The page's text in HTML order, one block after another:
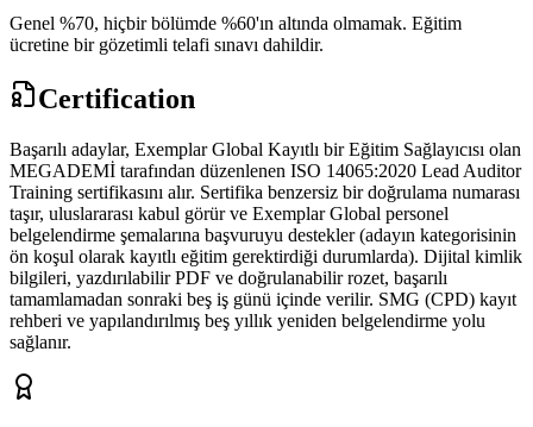
Genel %70, hiçbir bölümde %60'ın altında olmamak. Eğitim
ücretine bir gözetimli telafi sınavı dahildir.
Certification
Başarılı adaylar, Exemplar Global Kayıtlı bir Eğitim Sağlayıcısı olan
MEGADEMİ tarafından düzenlenen ISO 14065:2020 Lead Auditor
Training sertifikasını alır. Sertifika benzersiz bir doğrulama numarası
taşır, uluslararası kabul görür ve Exemplar Global personel
belgelendirme şemalarına başvuruyu destekler (adayın kategorisinin
ön koşul olarak kayıtlı eğitim gerektirdiği durumlarda). Dijital kimlik
bilgileri, yazdırılabilir PDF ve doğrulanabilir rozet, başarılı
tamamlamadan sonraki beş iş günü içinde verilir. SMG (CPD) kayıt
rehberi ve yapılandırılmış beş yıllık yeniden belgelendirme yolu
sağlanır.